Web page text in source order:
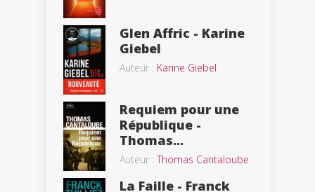
Glen Affric - Karine
Giebel
Auteur : Karine Giebel
Requiem pour une
République -
Thomas...
Auteur :Thomas Cantaloube
La Faille - Franck